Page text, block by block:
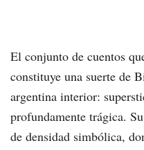
El conjunto de cuentos
constituye una suerte de
argentina interior:
profundamente trágica.
de densidad simbólica,